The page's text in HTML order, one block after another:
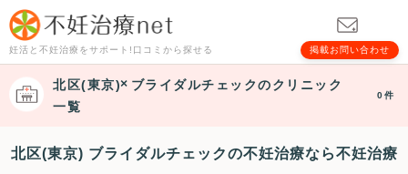
妊活と不妊治療をサポート!口コミから探せる 掲載お問い合わせ
北区(東京) ブライダルチェックのクリニック
一覧
0件
北区(東京) ブライダルチェックの不妊治療なら不妊治療